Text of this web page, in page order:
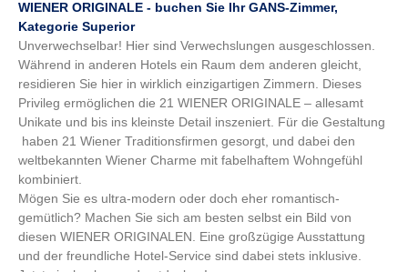
WIENER ORIGINALE - buchen Sie Ihr GANS-Zimmer,
Kategorie Superior
Unverwechselbar! Hier sind Verwechslungen ausgeschlossen.
Während in anderen Hotels ein Raum dem anderen gleicht,
residieren Sie hier in wirklich einzigartigen Zimmern. Dieses
Privileg ermöglichen die 21 WIENER ORIGINALE – allesamt
Unikate und bis ins kleinste Detail inszeniert. Für die Gestaltung
haben 21 Wiener Traditionsfirmen gesorgt, und dabei den
weltbekannten Wiener Charme mit fabelhaftem Wohngefühl
kombiniert.
Mögen Sie es ultra-modern oder doch eher romantisch-
gemütlich? Machen Sie sich am besten selbst ein Bild von
diesen WIENER ORIGINALEN. Eine großzügige Ausstattung
und der freundliche Hotel-Service sind dabei stets inklusive.